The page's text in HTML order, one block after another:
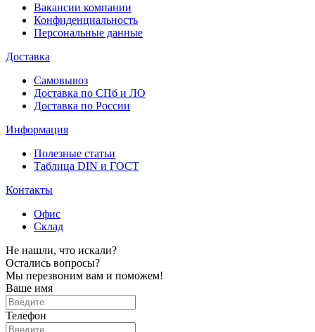
Вакансии компании
Конфиденциальность
Персональные данные
Доставка
Самовывоз
Доставка по СПб и ЛО
Доставка по России
Информация
Полезные статьи
Таблица DIN и ГОСТ
Контакты
Офис
Склад
Не нашли, что искали?
Остались вопросы?
Мы перезвоним вам и поможем!
Ваше имя
Телефон